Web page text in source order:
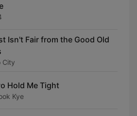
Isn't Fair from the Good Old
City
Hold Me Tight
Kye